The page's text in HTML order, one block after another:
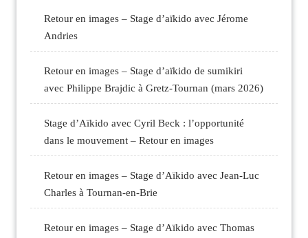
Retour en images – Stage d’aïkido avec Jérome
Andries
Retour en images – Stage d’aïkido de sumikiri
avec Philippe Brajdic à Gretz-Tournan (mars 2026)
Stage d’Aïkido avec Cyril Beck : l’opportunité
dans le mouvement – Retour en images
Retour en images – Stage d’Aïkido avec Jean-Luc
Charles à Tournan-en-Brie
Retour en images – Stage d’Aïkido avec Thomas